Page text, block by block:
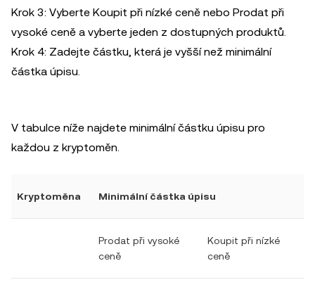
Krok 3: Vyberte Koupit při nízké ceně nebo Prodat při
vysoké ceně a vyberte jeden z dostupných produktů.
Krok 4: Zadejte částku, která je vyšší než minimální
částka úpisu.
V tabulce níže najdete minimální částku úpisu pro
každou z kryptoměn.
Kryptoměna Minimální částka úpisu
Prodat při vysoké
ceně
Koupit při nízké
ceně